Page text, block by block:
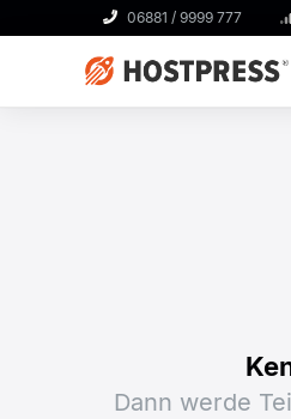
06881 / 9999 777
Dann werde